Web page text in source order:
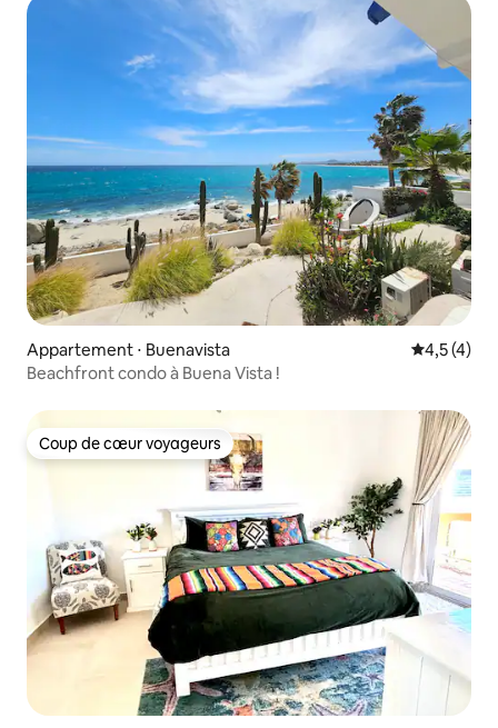
Appartement ⋅ Buenavista Évaluation
4,5 (4)
Beachfront condo à Buena Vista !
Coup de cœur voyageurs
Coup de cœur voyageurs